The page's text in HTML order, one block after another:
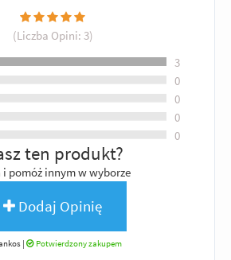
(Liczba Opini: 3)
3
0
0
0
0
ten produkt?
i pomóż innym w wyborze
Dodaj Opinię
| Potwierdzony zakupem